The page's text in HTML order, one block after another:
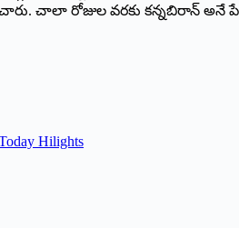
చాలా రోజుల వరకు కన్నబిరాన్‌ అనే
Hilights